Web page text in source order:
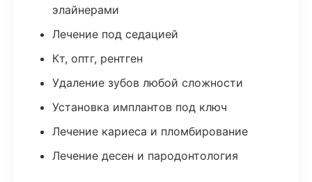
элайнерами
Лечение под седацией
Кт, оптг, рентген
Удаление зубов любой сложности
Установка имплантов под ключ
Лечение кариеса и пломбирование
Лечение десен и пародонтология